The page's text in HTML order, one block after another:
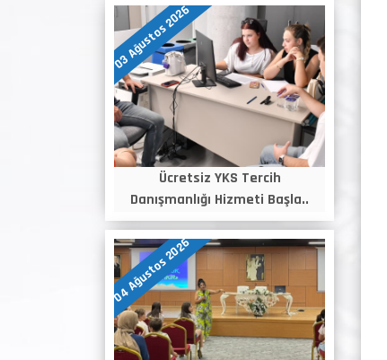
03 Ağustos 2026
Ücretsiz YKS Tercih
Danışmanlığı Hizmeti Başla..
04 Ağustos 2026